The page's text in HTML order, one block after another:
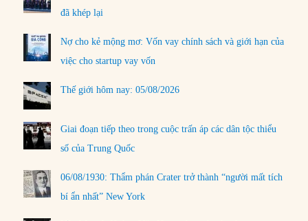
đã khép lại
Nợ cho kẻ mộng mơ: Vốn vay chính sách và giới hạn của
việc cho startup vay vốn
Thế giới hôm nay: 05/08/2026
Giai đoạn tiếp theo trong cuộc trấn áp các dân tộc thiểu
số của Trung Quốc
06/08/1930: Thẩm phán Crater trở thành “người mất tích
bí ẩn nhất” New York